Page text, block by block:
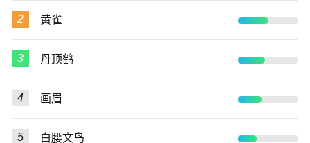
2 黄雀
3 丹顶鹤
4 画眉
5 白腰文鸟